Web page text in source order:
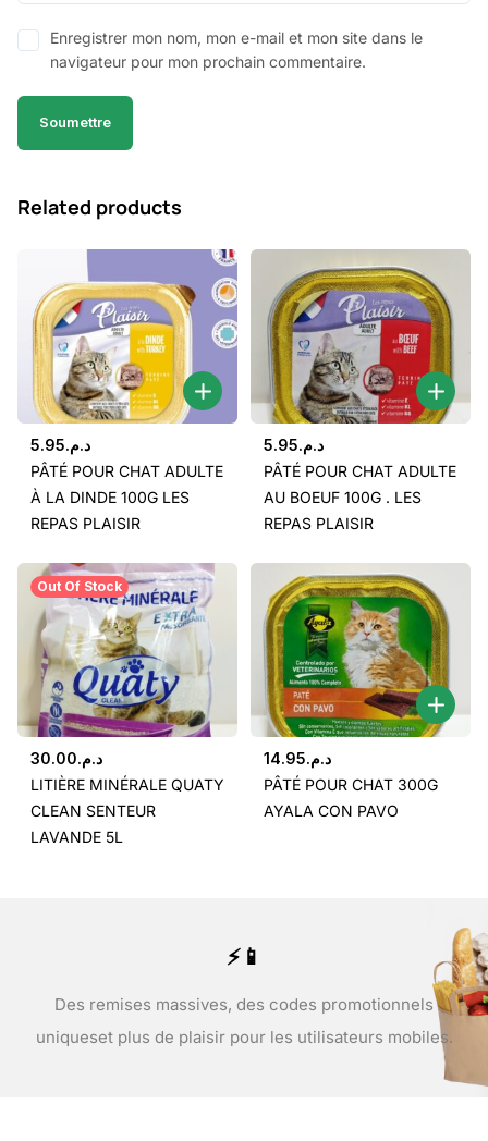
Enregistrer mon nom, mon e-mail et mon site dans le
navigateur pour mon prochain commentaire.
Related products
د.م.5.95
PÂTÉ POUR CHAT ADULTE
À LA DINDE 100G LES
REPAS PLAISIR
د.م.5.95
PÂTÉ POUR CHAT ADULTE
AU BOEUF 100G . LES
REPAS PLAISIR
Out Of Stock
د.م.30.00
LITIÈRE MINÉRALE QUATY
CLEAN SENTEUR
LAVANDE 5L
د.م.14.95
PÂTÉ POUR CHAT 300G
AYALA CON PAVO
⚡📱
Des remises massives, des codes promotionnels
uniqueset plus de plaisir pour les utilisateurs mobiles.